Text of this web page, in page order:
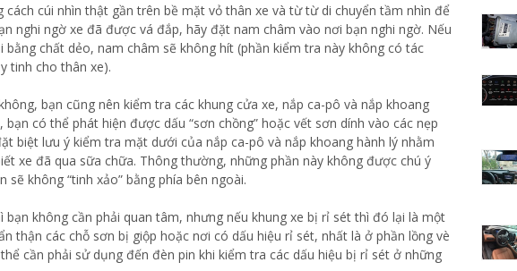
cách cúi nhìn thật gần trên bề mặt vỏ thân xe và từ từ di chuyển tầm nhìn để
nghi ngờ xe đã được vá đắp, hãy đặt nam châm vào nơi bạn nghi ngờ. Nếu
chất dẻo, nam châm sẽ không hít (phần kiểm tra này không có tác
tinh cho thân xe).
bạn cũng nên kiểm tra các khung cửa xe, nắp ca-pô và nắp khoang
có thể phát hiện được dấu “sơn chồng” hoặc vết sơn dính vào các nẹp
biệt lưu ý kiểm tra mặt dưới của nắp ca-pô và nắp khoang hành lý nhằm
xe đã qua sữa chữa. Thông thường, những phần này không được chú ý
không “tinh xảo” bằng phía bên ngoài.
không cần phải quan tâm, nhưng nếu khung xe bị rỉ sét thì đó lại là một
thận các chỗ sơn bị giộp hoặc nơi có dấu hiệu rỉ sét, nhất là ở phần lồng vè
cần phải sử dụng đến đèn pin khi kiểm tra các dấu hiệu bị rỉ sét ở những